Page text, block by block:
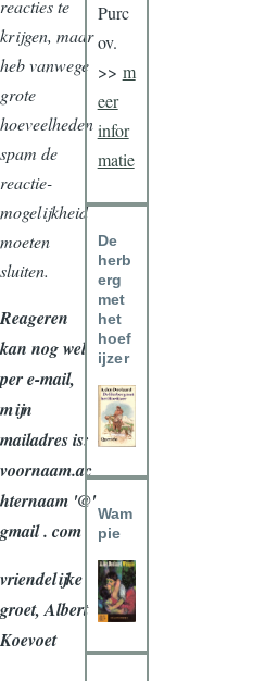
reacties te
krijgen, maar
heb vanwege
grote
hoeveelheden
spam de
reactie-
mogelijkheid
moeten
sluiten.
Reageren
kan nog wel
per e-mail,
mijn
mailadres is:
voornaam.ac
hternaam '@'
gmail . com
vriendelijke
groet, Albert
Koevoet
Purc
ov.
>> m
eer
infor
matie
De
herb
erg
met
het
hoef
ijzer
Wam
pie